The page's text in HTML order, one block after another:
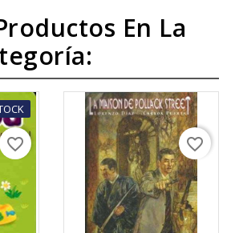
En La
favorite_border favorite_border